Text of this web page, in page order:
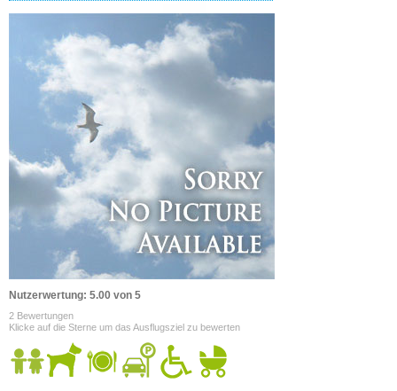
Nutzerwertung: 5.00 von 5
2 Bewertungen
Klicke auf die Sterne um das Ausflugsziel zu bewerten